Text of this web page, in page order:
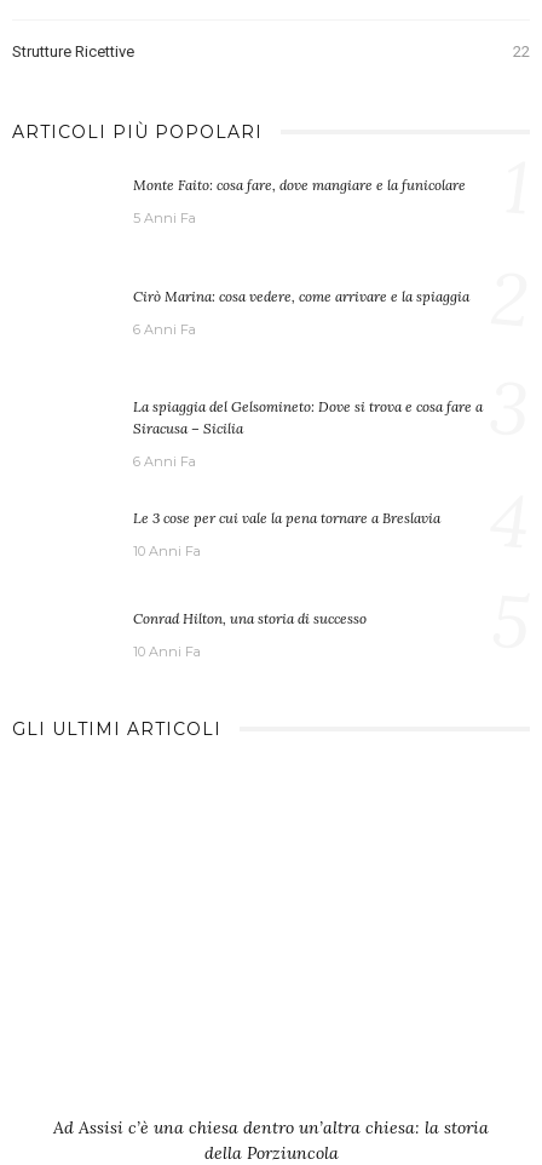
Strutture Ricettive 22
ARTICOLI PIÙ POPOLARI
Monte Faito: cosa fare, dove mangiare e la funicolare
5 Anni Fa
Cirò Marina: cosa vedere, come arrivare e la spiaggia
6 Anni Fa
La spiaggia del Gelsomineto: Dove si trova e cosa fare a
Siracusa – Sicilia
6 Anni Fa
Le 3 cose per cui vale la pena tornare a Breslavia
10 Anni Fa
Conrad Hilton, una storia di successo
10 Anni Fa
GLI ULTIMI ARTICOLI
Ad Assisi c’è una chiesa dentro un’altra chiesa: la storia
della Porziuncola